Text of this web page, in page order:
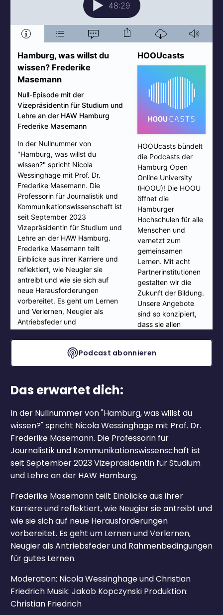
Podcast abonnieren
Das erwartet dich:
In der Nullnummer von "Hamburg, was willst du
wissen?" spricht Nicola Wessinghage mit Prof. Dr.
Frederike Masemann. Die Professorin für
Journalistik und Kommunikationswissenschaft ist
seit September 2023 Vizepräsidentin für Studium
und Lehre an der HAW Hamburg.
Frederike Masemann teilt Einblicke aus ihrer
Karriere und reflektiert, wie Neugier sie antreibt und
wie sie sich auf neue Herausforderungen
vorbereitet. Es geht um Lernen und Verlernen,
Neugier als Antriebsfeder und Rahmenbedingungen
für gutes Lernen.
Moderation: Nicola Wessinghage und Christian
Friedrich Musik: Jakob Kopczynski Produktion:
Christian Friedrich